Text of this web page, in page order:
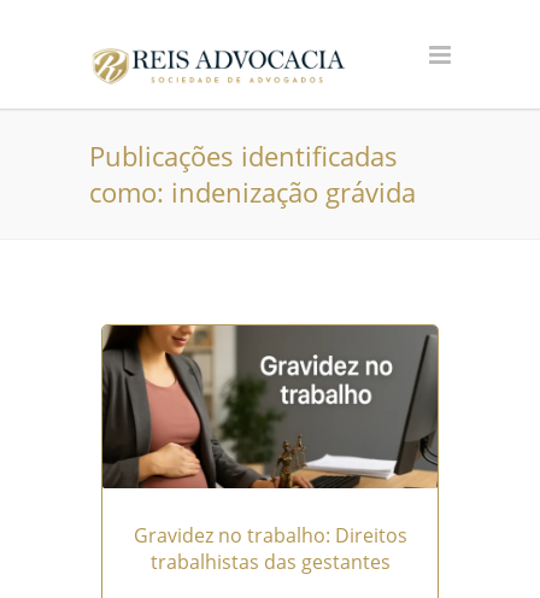
Publicações identificadas
como: indenização grávida
Gravidez no trabalho: Direitos
trabalhistas das gestantes